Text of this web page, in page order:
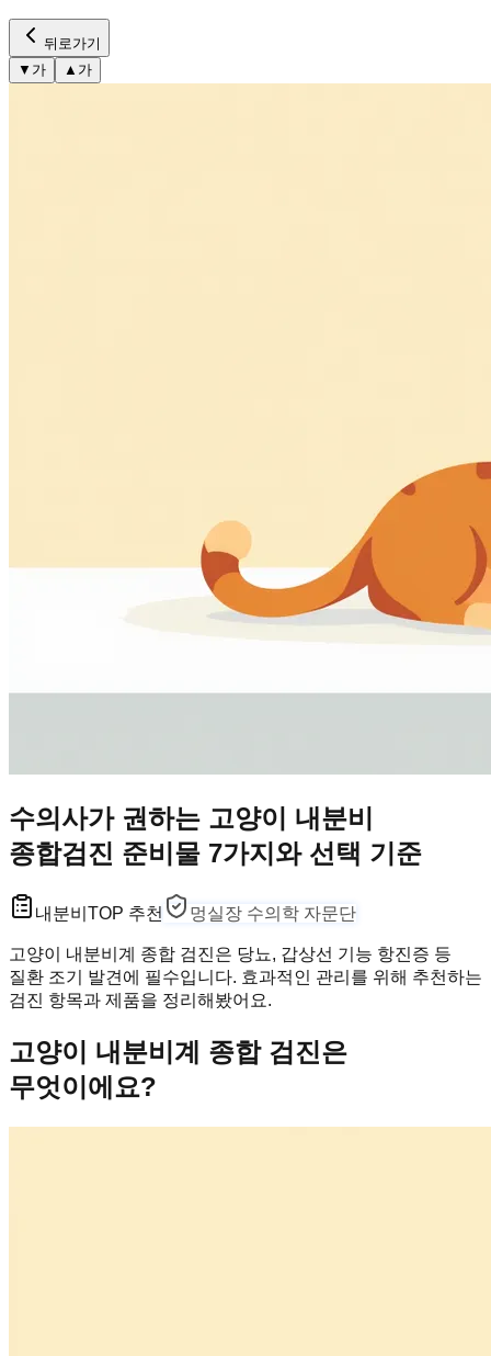
뒤로가기
▼ 가 ▲ 가
수의사가 권하는 고양이 내분비
종합검진 준비물 7가지와 선택 기준
내분비 TOP 추천 멍실장 수의학 자문단
고양이 내분비계 종합 검진은 당뇨, 갑상선 기능 항진증 등
질환 조기 발견에 필수입니다. 효과적인 관리를 위해 추천하는
검진 항목과 제품을 정리해봤어요.
고양이 내분비계 종합 검진은
무엇이에요?